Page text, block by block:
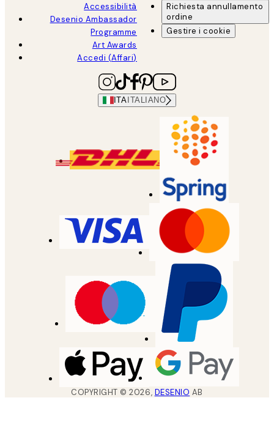
Accessibilità
Desenio Ambassador
Programme
Art Awards
Accedi (Affari)
Richiesta annullamento
ordine
Gestire i cookie
ITA ITALIANO
COPYRIGHT ©2026, DESENIO AB